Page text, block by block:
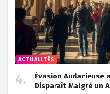
ACTUALITÉS
Évasion Audacieuse
Disparaît Malgré un